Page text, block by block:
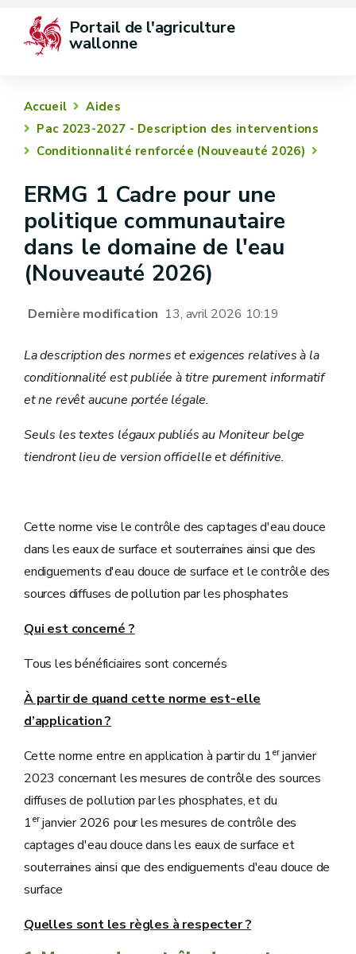
Portail de l'agriculture
wallonne
Accueil
Aides
Pac 2023-2027 - Description des interventions
Conditionnalité renforcée (Nouveauté 2026)
ERMG 1 Cadre pour une
politique communautaire
dans le domaine de l'eau
(Nouveauté 2026)
Dernière modification 13, avril 2026 10:19
La description des normes et exigences relatives à la
conditionnalité est publiée à titre purement informatif
et ne revêt aucune portée légale.
Seuls les textes légaux publiés au Moniteur belge
tiendront lieu de version officielle et définitive.
Cette norme vise le contrôle des captages d'eau douce
dans les eaux de surface et souterraines ainsi que des
endiguements d'eau douce de surface et le contrôle des
sources diffuses de pollution par les phosphates
Qui est concerné ?
Tous les bénéficiaires sont concernés
À partir de quand cette norme est-elle
d’application ?
Cette norme entre en application à partir du 1erjanvier
2023 concernant les mesures de contrôle des sources
diffuses de pollution par les phosphates, et du
1erjanvier 2026 pour les mesures de contrôle des
captages d'eau douce dans les eaux de surface et
souterraines ainsi que des endiguements d'eau douce de
surface
Quelles sont les règles à respecter ?